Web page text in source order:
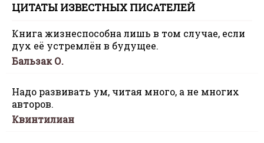
ЦИТАТЫ ИЗВЕСТНЫХ ПИСАТЕЛЕЙ
Книга жизнеспособна лишь в том случае, если
дух её устремлён в будущее.
Бальзак О.
Надо развивать ум, читая много, а не многих
авторов.
Квинтилиан